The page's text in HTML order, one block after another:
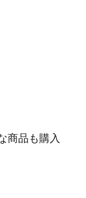
商品も購入